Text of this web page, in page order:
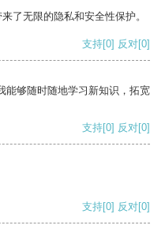
了无限的隐私和安全性保护。
支持[0] 反对[0]
能够随时随地学习新知识，拓宽
支持[0] 反对[0]
支持[0] 反对[0]